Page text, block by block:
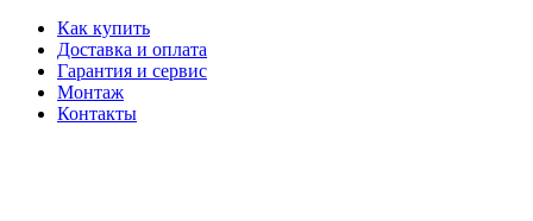
Как купить
Доставка и оплата
Гарантия и сервис
Монтаж
Контакты